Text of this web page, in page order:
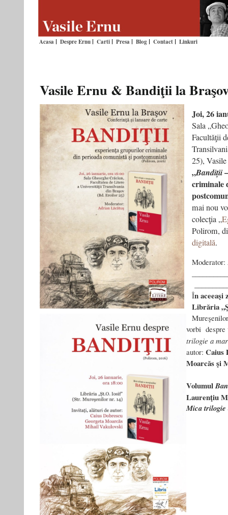
Acasa Despre Ernu Carti Presa Blog Contact Linkuri
Vasile Ernu & Bandiţii la
Joi, 26
Sala
Facultăţii
25),
„Bandiții
criminale
mai nou
colecţia „
Polirom,
digitală.
Moderator:
În aceeaşi
Librăria
vorbi
trilogie a
autor: Caius
Moarcăs şi
Volumul
Laurenţiu
Mica